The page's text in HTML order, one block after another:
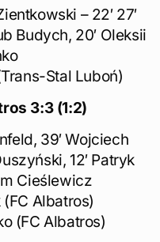
– 22′ 27′
Budych, 20′ Oleksii
Stal Luboń)
3:3 (1:2)
39′ Wojciech
12′ Patryk
Cieślewicz
Albatros)
(FC Albatros)